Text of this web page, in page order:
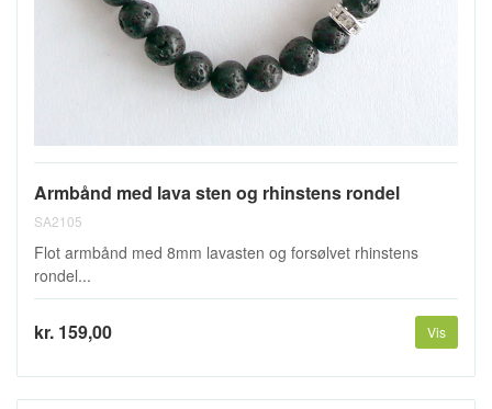
Armbånd med lava sten og rhinstens rondel
SA2105
Flot armbånd med 8mm lavasten og forsølvet rhinstens
rondel...
kr. 159,00 Vis